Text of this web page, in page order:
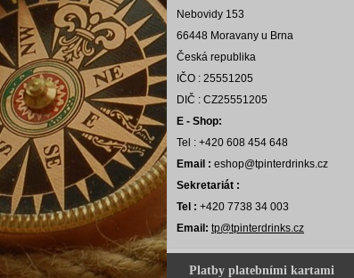
Nebovidy 153
66448 Moravany u Brna
Česká republika
IČO : 25551205
DIČ : CZ25551205
E - Shop:
Tel : +420 608 454 648
Email : eshop@tpinterdrinks.cz
Sekretariát :
Tel : +420 7738 34 003
Email: tp@tpinterdrinks.cz
Platby platebními kartami